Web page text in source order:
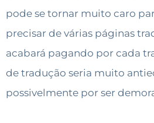
pode se tornar muito caro
precisar de várias páginas
acabará pagando por cada
de tradução seria muito
possivelmente por ser